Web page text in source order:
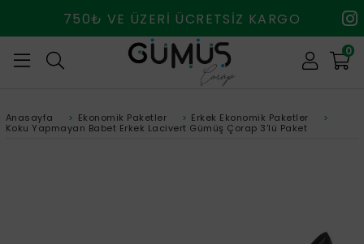
750₺ VE ÜZERİ ÜCRETSİZ KARGO
0
Anasayfa > Ekonomik Paketler > Erkek Ekonomik Paketler
>
Koku Yapmayan Babet Erkek Lacivert Gümüş Çorap 3'lü Paket